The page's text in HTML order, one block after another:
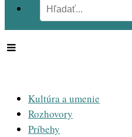
Kultúra a umenie
Rozhovory
Príbehy